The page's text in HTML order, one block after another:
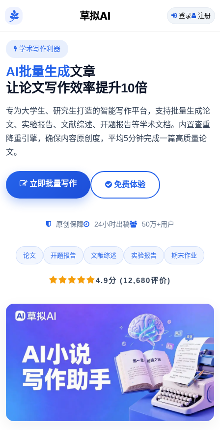
草拟AI 登录 注册
学术写作利器
AI批量生成文章
让论文写作效率提升10倍
专为大学生、研究生打造的智能写作平台，支持批量生成论
文、实验报告、文献综述、开题报告等学术文档。内置查重
降重引擎，确保内容原创度，平均5分钟完成一篇高质量论
文。
立即批量写作 免费体验
原创保障 24小时出稿 50万+用户
论文 开题报告 文献综述 实验报告 期末作业
4.9分 (12,680评价)